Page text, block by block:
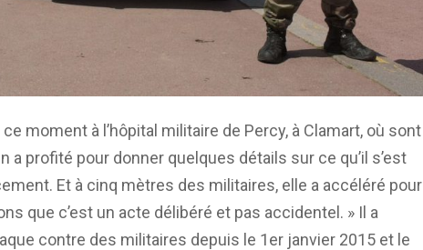
moment à l’hôpital militaire de Percy, à Clamart, où sont
profité pour donner quelques détails sur ce qu’il s’est
Et à cinq mètres des militaires, elle a accéléré pour
que c’est un acte délibéré et pas accidentel. » Il a
contre des militaires depuis le 1er janvier 2015 et le